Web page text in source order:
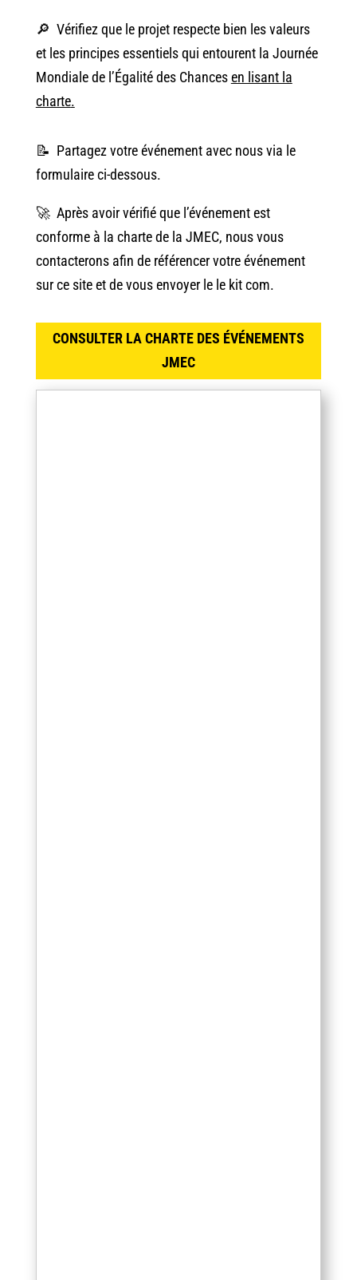
🔎 Vérifiez que le projet respecte bien les valeurs
et les principes essentiels qui entourent la Journée
Mondiale de l’Égalité des Chancesen lisant la
charte.
📝 Partagez votre événement avec nous via le
formulaire ci-dessous.
🚀 Après avoir vérifié que l’événement est
conforme à la charte de la JMEC, nous vous
contacterons afin de référencer votre événement
sur ce site et de vous envoyer le le kit com.
CONSULTER LA CHARTE DES ÉVÉNEMENTS
JMEC